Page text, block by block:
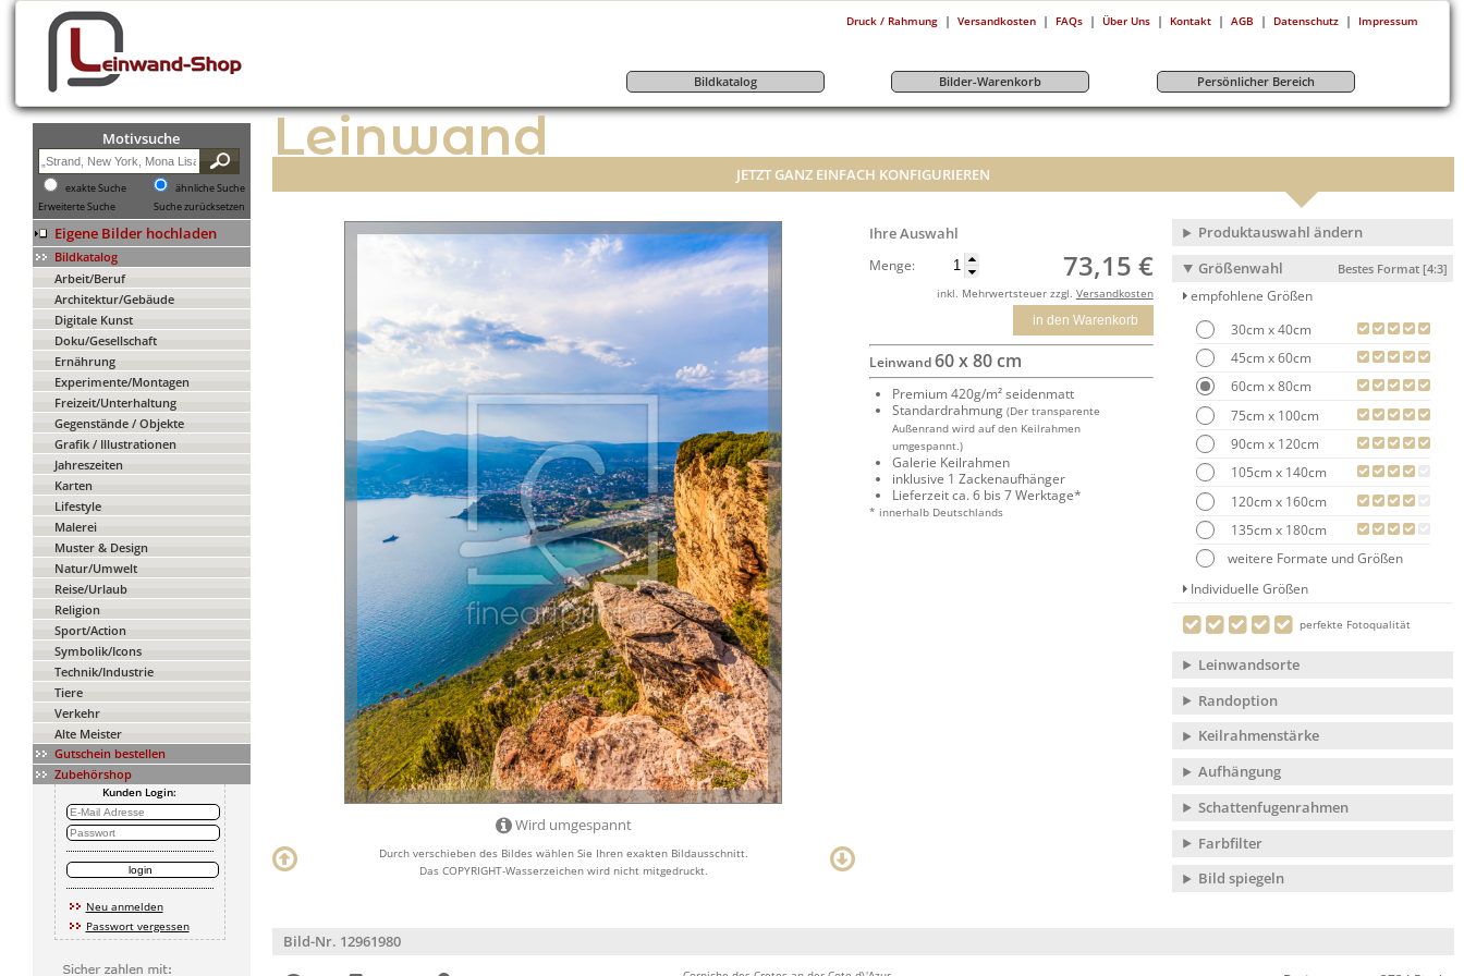
Druck / Rahmung | Versandkosten | FAQs | Über Uns | Kontakt | AGB | Datenschutz | Impressum
Bildkatalog Bilder-Warenkorb Persönlicher Bereich
Motivsuche
exakte Suche
ähnliche Suche
Erweiterte Suche
Suche zurücksetzen
Eigene Bilder hochladen
Bildkatalog
Arbeit/Beruf
Architektur/Gebäude
Digitale Kunst
Doku/Gesellschaft
Ernährung
Experimente/Montagen
Freizeit/Unterhaltung
Gegenstände / Objekte
Grafik / Illustrationen
Jahreszeiten
Karten
Lifestyle
Malerei
Muster & Design
Natur/Umwelt
Reise/Urlaub
Religion
Sport/Action
Symbolik/Icons
Technik/Industrie
Tiere
Verkehr
Alte Meister
Gutschein bestellen
Zubehörshop
Kunden Login:
Neu anmelden
Passwort vergessen
Leinwand
JETZT GANZ EINFACH KONFIGURIEREN
Wird umgespannt
Durch verschieben des Bildes wählen Sie Ihren exakten Bildausschnitt.
Das COPYRIGHT-Wasserzeichen wird nicht mitgedruckt.
Ihre Auswahl
Menge: 73,15 €
inkl. Mehrwertsteuer zzgl. Versandkosten
in den Warenkorb
Leinwand60 x 80 cm
Premium 420g/m² seidenmatt
Standardrahmung (Der transparente
Außenrand wird auf den Keilrahmen
umgespannt.)
Galerie Keilrahmen
inklusive 1 Zackenaufhänger
Lieferzeit ca. 6 bis 7 Werktage*
* innerhalb Deutschlands
Produktauswahl ändern
Größenwahl
Bestes Format [4:3]
empfohlene Größen
30cm x 40cm
45cm x 60cm
60cm x 80cm
75cm x 100cm
90cm x 120cm
105cm x 140cm
120cm x 160cm
135cm x 180cm
weitere Formate und Größen
Individuelle Größen
perfekte Fotoqualität
Leinwandsorte
Randoption
Keilrahmenstärke
Aufhängung
Schattenfugenrahmen
Farbfilter
Bild spiegeln
Bild-Nr. 12961980